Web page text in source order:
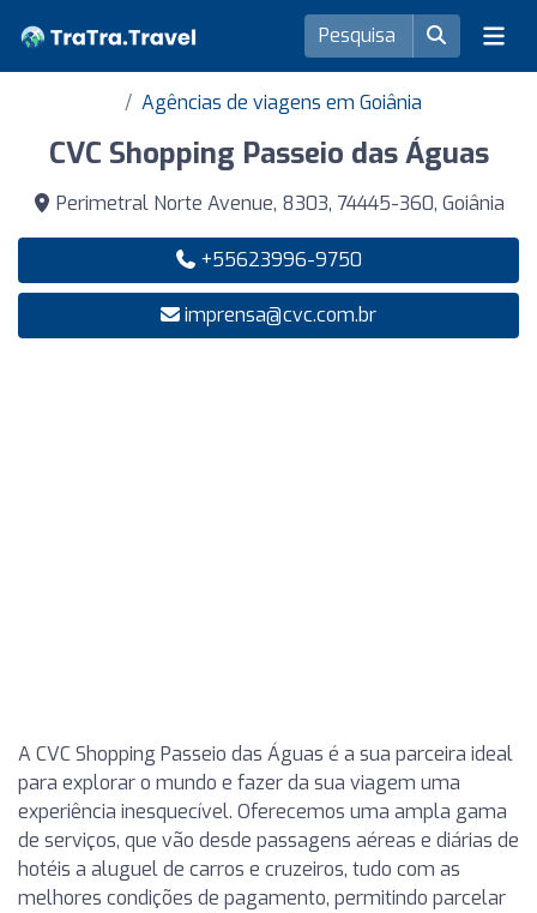
Agências de viagens em Goiânia
CVC Shopping Passeio das Águas
Perimetral Norte Avenue, 8303, 74445-360, Goiânia
+55623996-9750
imprensa@cvc.com.br
A CVC Shopping Passeio das Águas é a sua parceira ideal
para explorar o mundo e fazer da sua viagem uma
experiência inesquecível. Oferecemos uma ampla gama
de serviços, que vão desde passagens aéreas e diárias de
hotéis a aluguel de carros e cruzeiros, tudo com as
melhores condições de pagamento, permitindo parcelar